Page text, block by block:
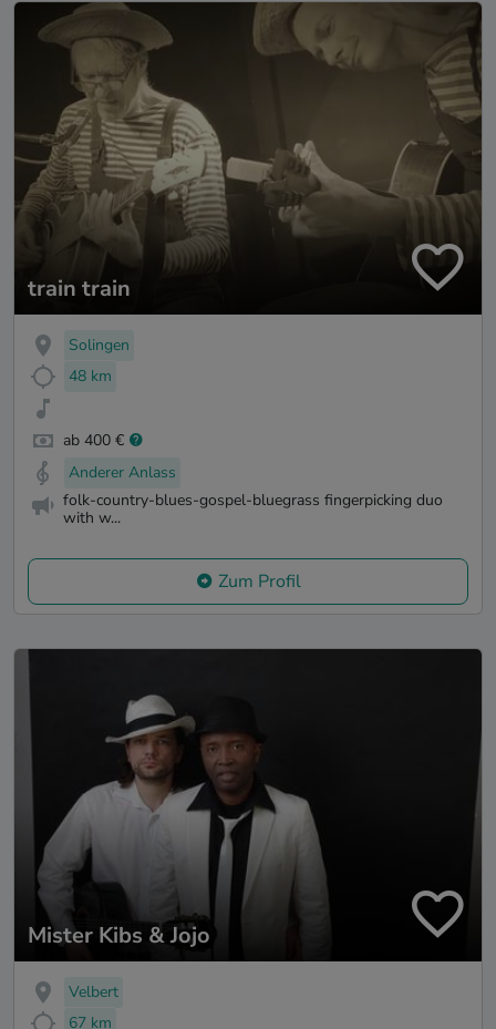
train train
Solingen
48 km
ab 400 €
Anderer Anlass
folk-country-blues-gospel-bluegrass fingerpicking duo
with w...
Zum Profil
Mister Kibs & Jojo
Velbert
67 km